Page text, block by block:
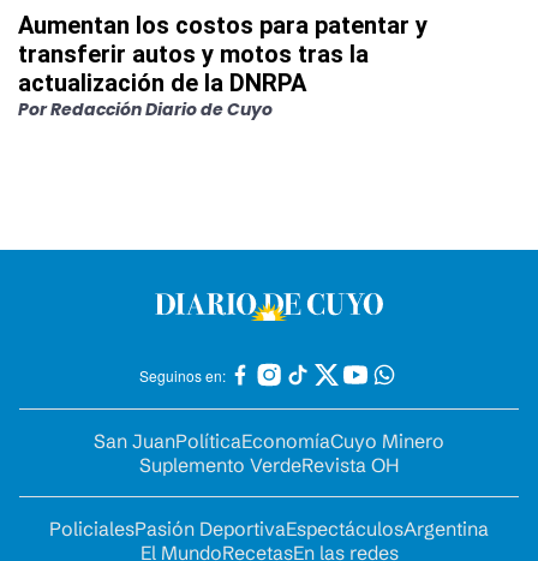
Aumentan los costos para patentar y
transferir autos y motos tras la
actualización de la DNRPA
PorRedacción Diario de Cuyo
Seguinos en:
San JuanPolíticaEconomíaCuyo Minero
Suplemento VerdeRevista OH
PolicialesPasión DeportivaEspectáculosArgentina
El MundoRecetasEn las redes